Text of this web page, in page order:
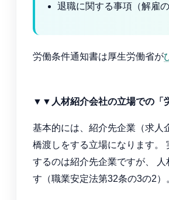
退職に関する事項（解雇の
労働条件通知書は厚生労働省が
▼▼人材紹介会社の立場での「
基本的には、紹介先企業（求人
橋渡しをする立場になります。
するのは紹介先企業ですが、
す（職業安定法第32条の3の2）